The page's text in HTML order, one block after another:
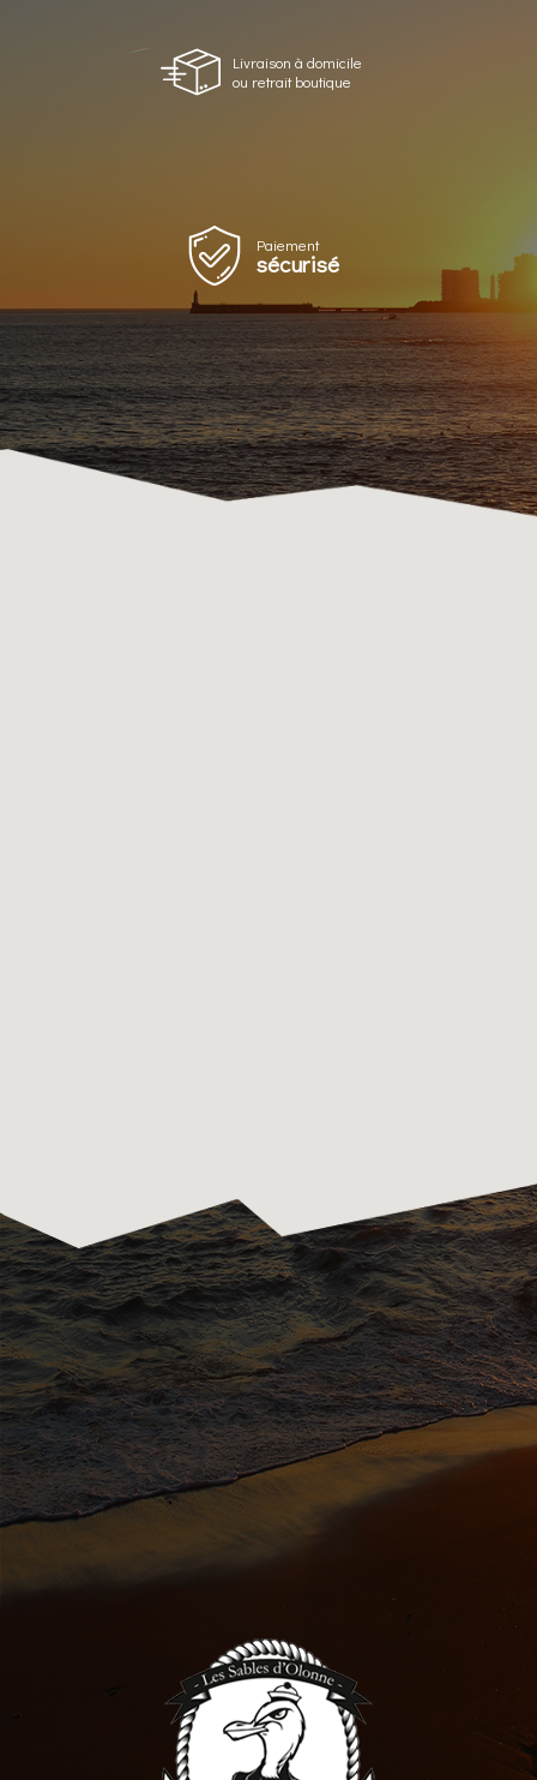
Livraison à domicile
ou retrait boutique
Paiement
sécurisé